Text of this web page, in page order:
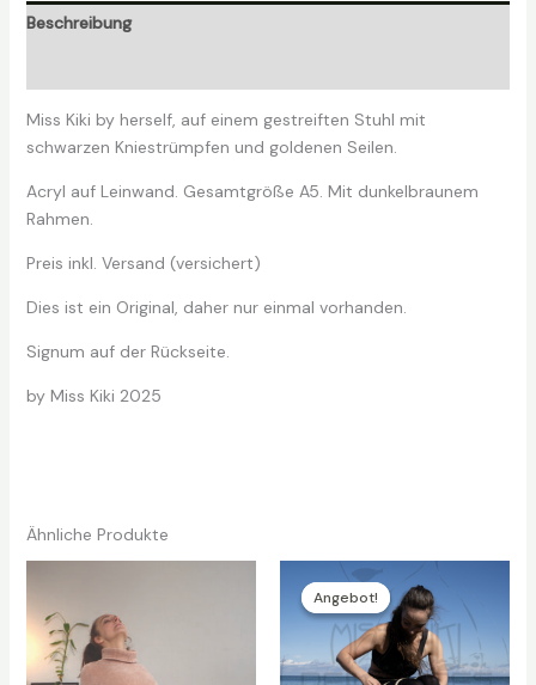
Beschreibung
Miss Kiki by herself, auf einem gestreiften Stuhl mit
schwarzen Kniestrümpfen und goldenen Seilen.
Acryl auf Leinwand. Gesamtgröße A5. Mit dunkelbraunem
Rahmen.
Preis inkl. Versand (versichert)
Dies ist ein Original, daher nur einmal vorhanden.
Signum auf der Rückseite.
by Miss Kiki 2025
Ähnliche Produkte
Angebot!
Angebot!